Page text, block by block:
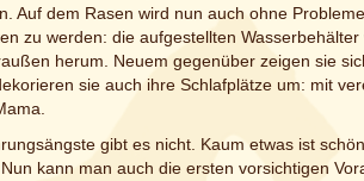
Auf dem Rasen wird nun auch ohne
zu werden: die aufgestellten
herum. Neuem gegenüber zeigen sie
sie auch ihre Schlafplätze um: mit
gibt es nicht. Kaum etwas ist
kann man auch die ersten vorsichtigen